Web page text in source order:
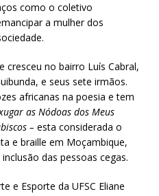
como o coletivo
a mulher dos
cresceu no bairro Luís Cabral,
e seus sete irmãos.
africanas na poesia e tem
as Nódoas dos Meus
– esta considerada o
e braille em Moçambique,
das pessoas cegas.
e Esporte da UFSC Eliane